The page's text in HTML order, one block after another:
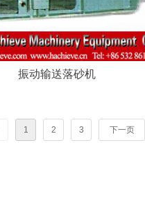
振动输送落砂机
1 2 3 下一页